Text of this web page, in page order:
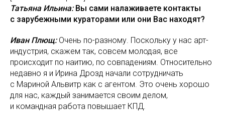
Татьяна Ильина:Вы сами налаживаете контакты
с зарубежными кураторами или они Вас находят?
Иван Плющ: Очень по-разному. Поскольку у нас арт-
индустрия, скажем так, совсем молодая, все
происходит по наитию, по совпадениям. Относительно
недавно я и Ирина Дрозд начали сотрудничать
с Мариной Альвитр как с агентом. Это очень хорошо
для нас, каждый занимается своим делом,
и командная работа повышает КПД.